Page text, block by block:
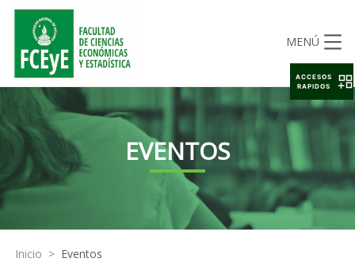
MENÚ
EVENTOS
Inicio > Eventos
ACCESOS
RAPIDOS